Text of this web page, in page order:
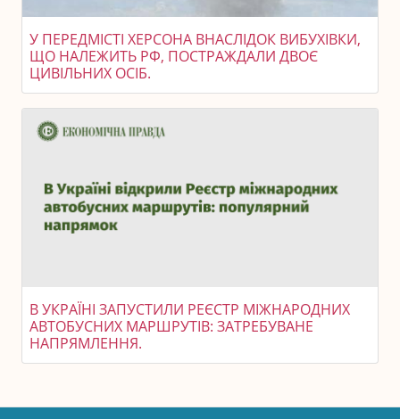
У ПЕРЕДМІСТІ ХЕРСОНА ВНАСЛІДОК ВИБУХІВКИ,
ЩО НАЛЕЖИТЬ РФ, ПОСТРАЖДАЛИ ДВОЄ
ЦИВІЛЬНИХ ОСІБ.
В УКРАЇНІ ЗАПУСТИЛИ РЕЄСТР МІЖНАРОДНИХ
АВТОБУСНИХ МАРШРУТІВ: ЗАТРЕБУВАНЕ
НАПРЯМЛЕННЯ.